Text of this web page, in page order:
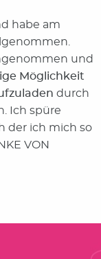
habe am
und
Möglichkeit
durch
Ich spüre
der ich mich so
VON